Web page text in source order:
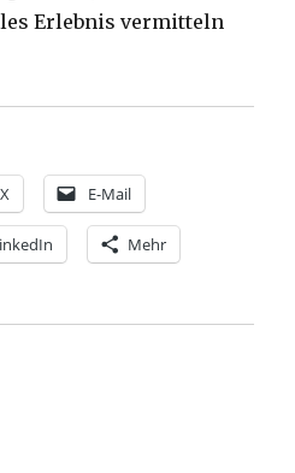
Erlebnis vermitteln
Rezension von
X E-Mail
Mehr